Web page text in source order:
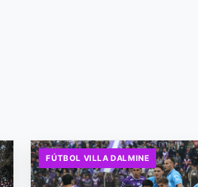
FÚTBOL VILLA DALMINE